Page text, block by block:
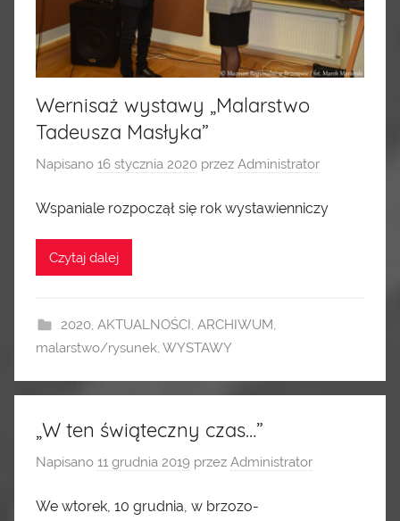
Wernisaż wystawy „Malarstwo
Tadeusza Masłyka”
Napisano 16 stycznia 2020 przez Administrator
Wspaniale rozpoczął się rok wystawienniczy
Czytaj dalej
2020, AKTUALNOŚCI , ARCHIWUM,
malarstwo/rysunek, WYSTAWY
„W ten świąteczny czas…”
Napisano 11 grudnia 2019 przez Administrator
We wtorek, 10 grudnia, w brzozo-